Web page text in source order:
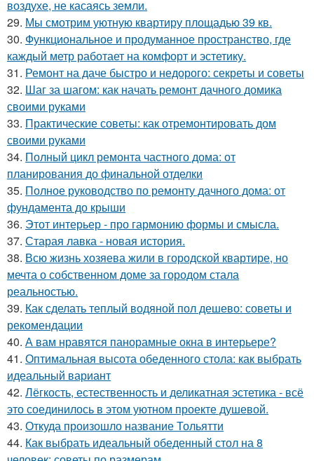
воздухе, не касаясь земли.
29. Мы смотрим уютную квартиру площадью 39 кв.
30. Функциональное и продуманное пространство, где
каждый метр работает на комфорт и эстетику.
31. Ремонт на даче быстро и недорого: секреты и советы
32. Шаг за шагом: как начать ремонт дачного домика
своими руками
33. Практические советы: как отремонтировать дом
своими руками
34. Полный цикл ремонта частного дома: от
планирования до финальной отделки
35. Полное руководство по ремонту дачного дома: от
фундамента до крыши
36. Этот интерьер - про гармонию формы и смысла.
37. Старая лавка - новая история.
38. Всю жизнь хозяева жили в городской квартире, но
мечта о собственном доме за городом стала
реальностью.
39. Как сделать теплый водяной пол дешево: советы и
рекомендации
40. А вам нравятся панорамные окна в интерьере?
41. Оптимальная высота обеденного стола: как выбрать
идеальный вариант
42. Лёгкость, естественность и деликатная эстетика - всё
это соединилось в этом уютном проекте душевой.
43. Откуда произошло название Тольятти
44. Как выбрать идеальный обеденный стол на 8